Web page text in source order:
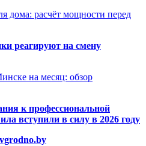
дома: расчёт мощности перед
реагируют на смену
на месяц: обзор
к профессиональной
вступили в силу в 2026 году